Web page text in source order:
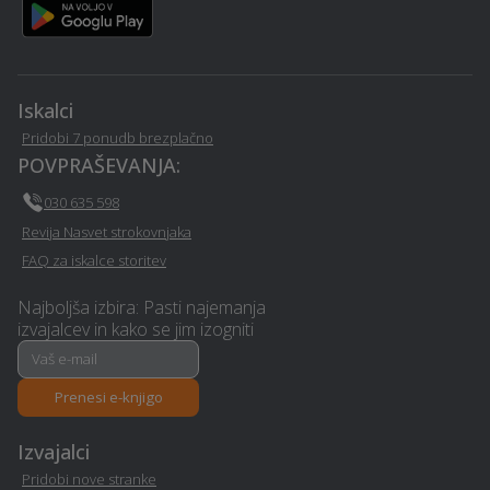
Avtoservis - Bled
Gradnja hiše na ključ -
Bled
Borilne veščine - Bled
Vrtna lopa, hiška, uta -
Prstani / zlatarstvo - Bled
Prezračevalni sistemi in
Iskalci
Pridobi 7 ponudb brezplačno
POVPRAŠEVANJA:
030 635 598
Revija Nasvet strokovnjaka
FAQ za iskalce storitev
Najboljša izbira: Pasti najemanja
izvajalcev in kako se jim izogniti
Prenesi e-knjigo
Izvajalci
Pridobi nove stranke